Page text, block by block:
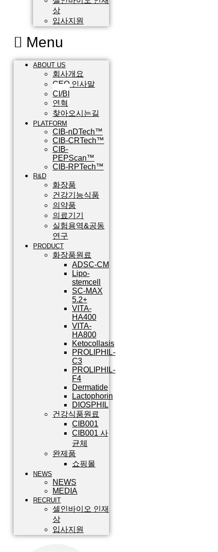
상
입사지원
Menu
ABOUT US
회사개요
CEO 인사말
CI/BI
연혁
찾아오시는길
PLATFORM
CIB-nDTech™
CIB-CRTech™
CIB-
PEPScan™
CIB-RPTech™
R&D
화장품
건강기능식품
의약품
의료기기
실험용역&공동
연구
PRODUCT
화장품원료
ADSC-CM
Lipo-
stemcell
SC-MAX
5.2+
VITA-
HA400
VITA-
HA800
Ketocollasis
PROLIPHIL-
C3
PROLIPHIL-
F4
Dermatide
Lactophorin
DIOSPHIL
건강식품원료
CIB001
CIB001 사
균체
완제품
쇼핑몰
NEWS
NEWS
MEDIA
RECRUIT
셀인바이오 인재
상
입사지원